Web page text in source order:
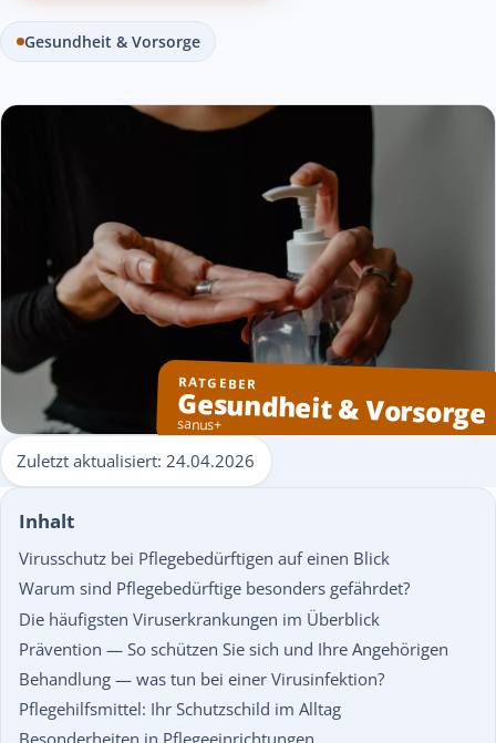
Gesundheit & Vorsorge
RATGEBER
Gesundheit & Vorsorge
sanus+
Zuletzt aktualisiert:24.04.2026
Inhalt
Virusschutz bei Pflegebedürftigen auf einen Blick
Warum sind Pflegebedürftige besonders gefährdet?
Die häufigsten Viruserkrankungen im Überblick
Prävention — So schützen Sie sich und Ihre Angehörigen
Behandlung — was tun bei einer Virusinfektion?
Pflegehilfsmittel: Ihr Schutzschild im Alltag